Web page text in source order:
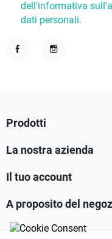
dell'informativa
dati personali.
Prodotti
La nostra azienda
Il tuo account
A proposito del